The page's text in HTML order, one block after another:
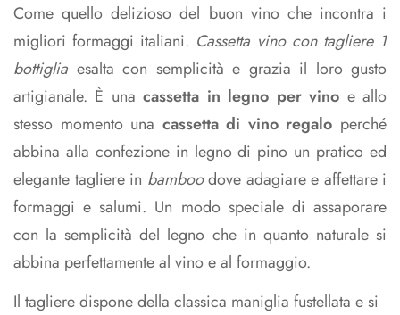
Come quello delizioso del buon vino che incontra i
migliori formaggi italiani. Cassetta vino con tagliere 1
bottiglia esalta con semplicità e grazia il loro gusto
artigianale. È unacassetta in legno per vino e allo
stesso momento una cassetta di vino regalo perché
abbina alla confezione in legno di pino un pratico ed
elegante tagliere in bamboodove adagiare e affettare i
formaggi e salumi. Un modo speciale di assaporare
con la semplicità del legno che in quanto naturale si
abbina perfettamente al vino e al formaggio.
Il tagliere dispone della classica maniglia fustellata e si